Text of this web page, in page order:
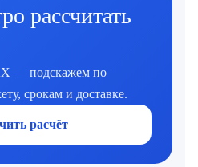
рассчитать
— подскажем по
срокам и доставке.
расчёт